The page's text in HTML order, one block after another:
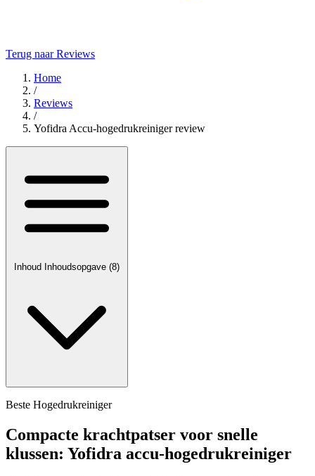
Terug naar Reviews
Home
/
Reviews
/
Yofidra Accu-hogedrukreiniger review
Inhoud Inhoudsopgave (8)
Beste Hogedrukreiniger
Compacte krachtpatser voor snelle
klussen: Yofidra accu-hogedrukreiniger